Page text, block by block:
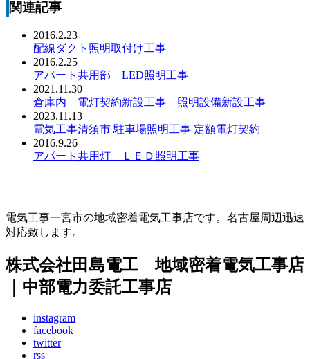
関連記事
2016.2.23
配線ダクト照明取付け工事
2016.2.25
アパート共用部 LED照明工事
2021.11.30
倉庫内 電灯契約新設工事 照明設備新設工事
2023.11.13
電気工事清須市 駐車場照明工事 定額電灯契約
2016.9.26
アパート共用灯 ＬＥＤ照明工事
電気工事一宮市の地域密着電気工事店です。名古屋周辺迅速
対応致します。
株式会社田島電工 地域密着電気工事店
｜中部電力委託工事店
instagram
facebook
twitter
rss